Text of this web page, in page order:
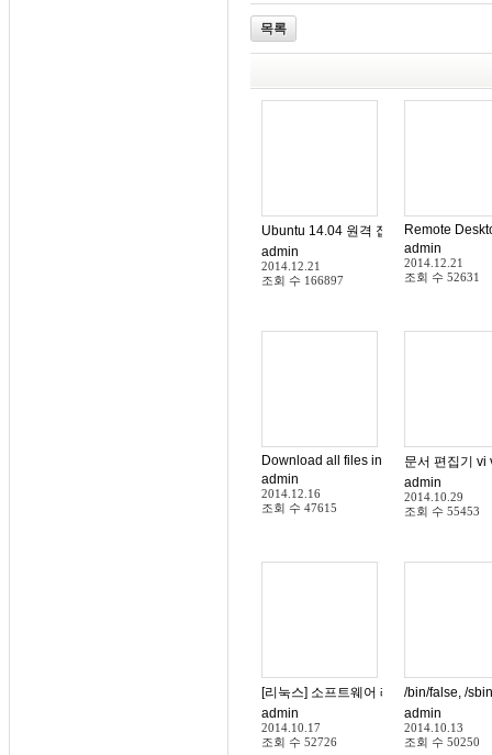
목록
Ubuntu 14.04 원격 접속(xrdp) 설정
admin
2014.12.21
조회 수 166897
Remote
admin
2014.12.21
조회 수 52631
Download all files in a directory using
admin
2014.12.16
조회 수 47615
문서 편집기 vi
admin
2014.10.29
조회 수 55453
[리눅스] 소프트웨어 레이드의 리빌딩
admin
2014.10.17
조회 수 52726
/bin/false, /
admin
2014.10.13
조회 수 50250